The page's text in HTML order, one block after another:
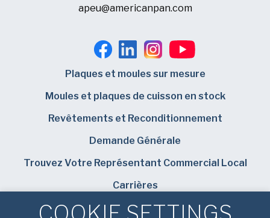
apeu@americanpan.com
Plaques et moules sur mesure
Moules et plaques de cuisson en stock
Revêtements et Reconditionnement
Demande Générale
Trouvez Votre Représentant Commercial Local
Carrières
Bundy Baking Solutions